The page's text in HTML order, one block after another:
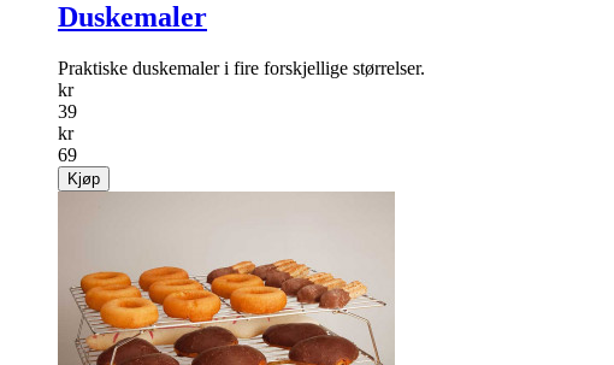
Duskemaler
Praktiske duskemaler i fire forskjellige størrelser.
kr
39
kr
69
Kjøp